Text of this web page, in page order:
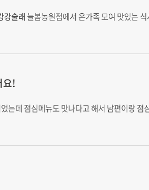
강술래늘봄농원점에서 온가족 모여 맛있는
요!
는데 점심메뉴도 맛나다고 해서 남편이랑